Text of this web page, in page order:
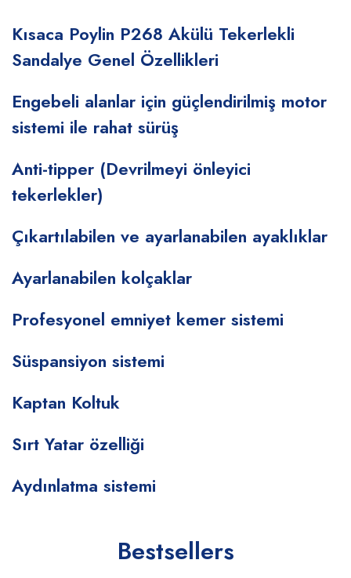
Kısaca Poylin P268 Akülü Tekerlekli
Sandalye Genel Özellikleri
Engebeli alanlar için güçlendirilmiş motor
sistemi ile rahat sürüş
Anti-tipper (Devrilmeyi önleyici
tekerlekler)
Çıkartılabilen ve ayarlanabilen ayaklıklar
Ayarlanabilen kolçaklar
Profesyonel emniyet kemer sistemi
Süspansiyon sistemi
Kaptan Koltuk
Sırt Yatar özelliği
Aydınlatma sistemi
Bestsellers